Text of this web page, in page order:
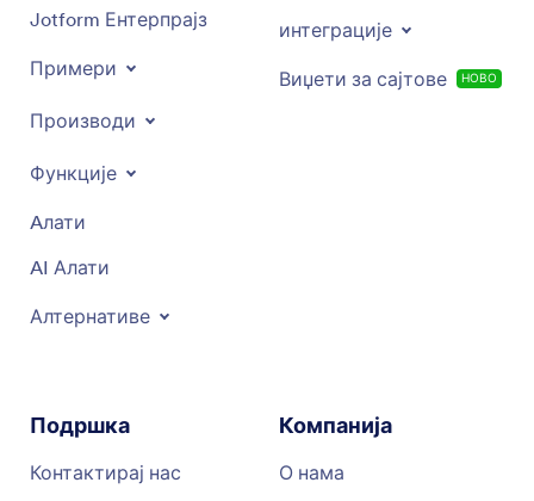
Jotform Ентерпрајз
Примери
Производи
Функције
Aлати
AI Алати
Алтернативе
интеграције
Виџети за сајтове НОВО
Подршка
Контактирај нас
Компанија
О нама